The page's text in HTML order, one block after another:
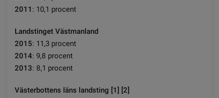
2011 : 10,1 procent
Landstinget Västmanland
2015: 11,3 procent
2014: 9,8 procent
2013: 8,1 procent
Västerbottens läns landsting [1] [2]